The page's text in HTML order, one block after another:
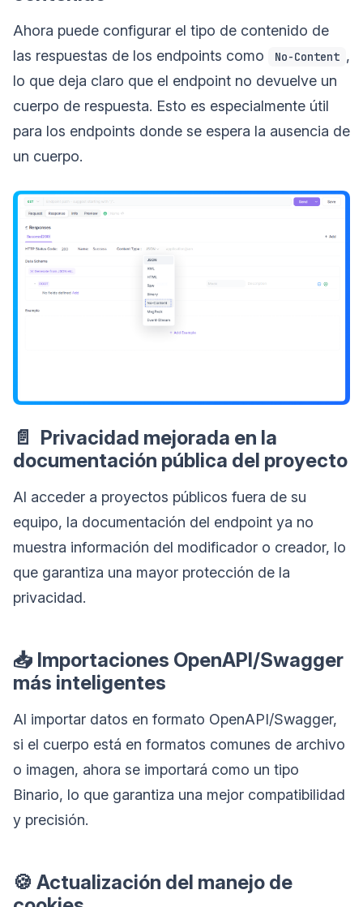
Ahora puede configurar el tipo de contenido de
las respuestas de los endpoints como
No-Content ,
lo que deja claro que el endpoint no devuelve un
cuerpo de respuesta. Esto es especialmente útil
para los endpoints donde se espera la ausencia de
un cuerpo.
📄 Privacidad mejorada en la
documentación pública del proyecto
Al acceder a proyectos públicos fuera de su
equipo, la documentación del endpoint ya no
muestra información del modificador o creador, lo
que garantiza una mayor protección de la
privacidad.
📥 Importaciones OpenAPI/Swagger
más inteligentes
Al importar datos en formato OpenAPI/Swagger,
si el cuerpo está en formatos comunes de archivo
o imagen, ahora se importará como un tipo
Binario, lo que garantiza una mejor compatibilidad
y precisión.
🍪 Actualización del manejo de